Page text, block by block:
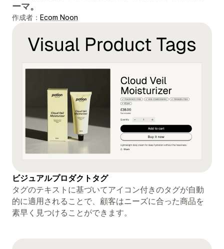
ーマ。
作成者： Ecom Noon
ビジュアルプロダクトタグ
タグのテキストに基づいてアイコン付きのタグが自動
的に適用されることで、顧客はニーズに合った商品を
素早く見つけることができます。